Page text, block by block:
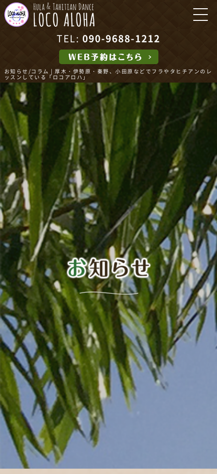
TEL: 090-9688-1212
お知らせ/コラム | 厚木・伊勢原・秦野、小田原などでフラやタヒチアンのレ
ッスンしている「ロコアロハ」